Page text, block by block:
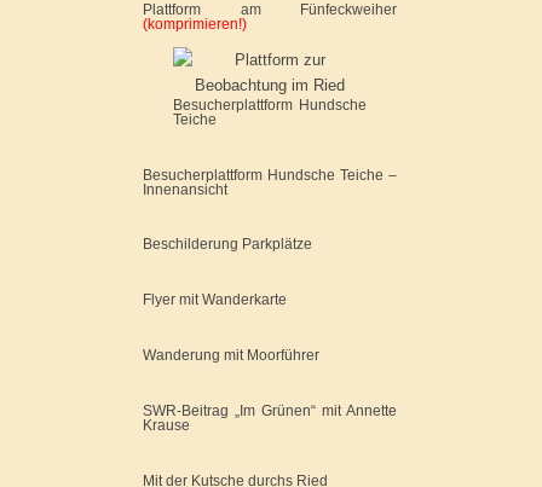
Plattform am Fünfeckweiher
(komprimieren!)
Besucherplattform Hundsche
Teiche
Besucherplattform Hundsche Teiche –
Innenansicht
Beschilderung Parkplätze
Flyer mit Wanderkarte
Wanderung mit Moorführer
SWR-Beitrag „Im Grünen“ mit Annette
Krause
Mit der Kutsche durchs Ried